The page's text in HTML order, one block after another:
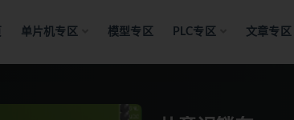
单片机专区 模型专区 PLC专区 文章专区